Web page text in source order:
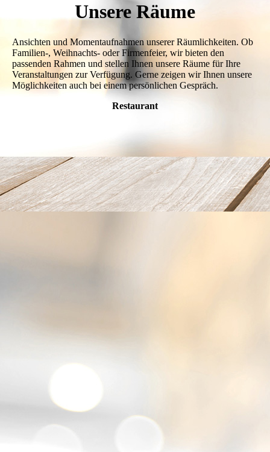
Unsere Räume
Ansichten und Momentaufnahmen unserer Räumlichkeiten. Ob
Familien-, Weihnachts- oder Firmenfeier, wir bieten den
passenden Rahmen und stellen Ihnen unsere Räume für Ihre
Veranstaltungen zur Ver­fü­gung. Gerne zeigen wir Ihnen unsere
Mög­lich­keiten auch bei einem persönlichen Gespräch.
Restaurant